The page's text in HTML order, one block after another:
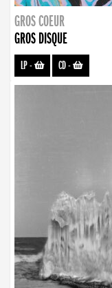
GROS COEUR
GROS DISQUE
LP- CD-